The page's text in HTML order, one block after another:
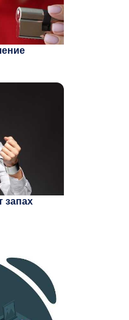
запах